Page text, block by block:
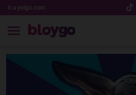
Ir a yoigo.com